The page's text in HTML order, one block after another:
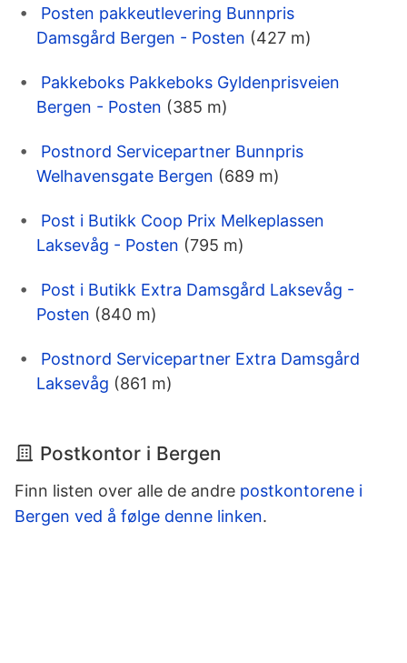
Posten pakkeutlevering Bunnpris
Damsgård Bergen - Posten (427 m)
Pakkeboks Pakkeboks Gyldenprisveien
Bergen - Posten (385 m)
Postnord Servicepartner Bunnpris
Welhavensgate Bergen (689 m)
Post i Butikk Coop Prix Melkeplassen
Laksevåg - Posten (795 m)
Post i Butikk Extra Damsgård Laksevåg -
Posten (840 m)
Postnord Servicepartner Extra Damsgård
Laksevåg (861 m)
Postkontor i Bergen
Finn listen over alle de andre postkontorene i
Bergen ved å følge denne linken.